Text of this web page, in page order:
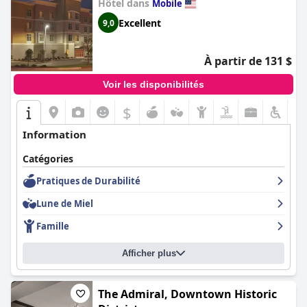
Hôtel dans Mobile
9,0 Excellent
À partir de 131 $
Voir les disponibilités
$
Information
Catégories
Pratiques de Durabilité
Lune de Miel
Famille
Afficher plus
The Admiral, Downtown Historic